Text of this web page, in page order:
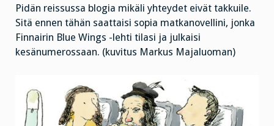
Pidän reissussa blogia mikäli yhteydet eivät takkuile.
Sitä ennen tähän saattaisi sopia matkanovellini, jonka
Finnairin Blue Wings -lehti tilasi ja julkaisi
kesänumerossaan. (kuvitus Markus Majaluoman)